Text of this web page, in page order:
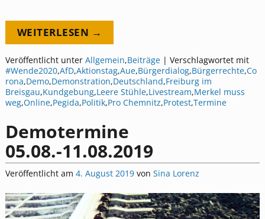
WEITERLESEN →
Veröffentlicht unter Allgemein,Beiträge| Verschlagwortet mit
#Wende2020,AfD,Aktionstag,Aue,Bürgerdialog,Bürgerrechte,Co
rona,Demo,Demonstration,Deutschland,Freiburg im
Breisgau,Kundgebung,Leere Stühle,Livestream,Merkel muss
weg,Online,Pegida,Politik,Pro Chemnitz,Protest,Termine
Demotermine
05.08.-11.08.2019
Veröffentlicht am 4. August 2019 von Sina Lorenz